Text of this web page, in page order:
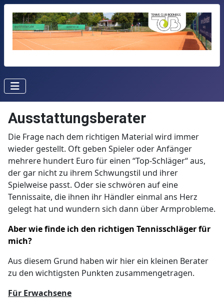
Ausstattungsberater
Die Frage nach dem richtigen Material wird immer
wieder gestellt. Oft geben Spieler oder Anfänger
mehrere hundert Euro für einen “Top-Schläger“ aus,
der gar nicht zu ihrem Schwungstil und ihrer
Spielweise passt. Oder sie schwören auf eine
Tennissaite, die ihnen ihr Händler einmal ans Herz
gelegt hat und wundern sich dann über Armprobleme.
Aber wie finde ich den richtigen Tennisschläger für
mich?
Aus diesem Grund haben wir hier ein kleinen Berater
zu den wichtigsten Punkten zusammengetragen.
Für Erwachsene